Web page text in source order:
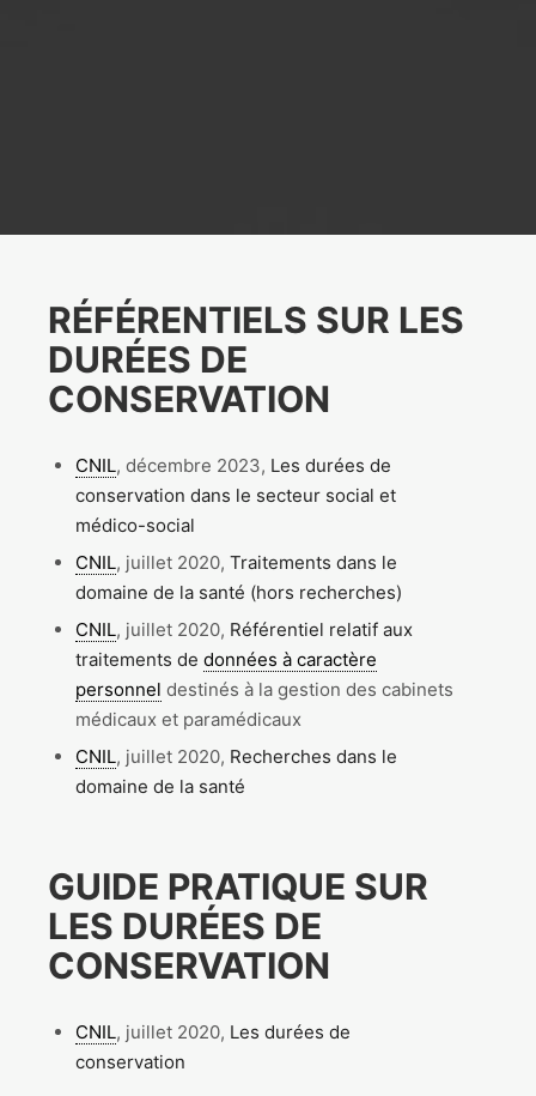
RÉFÉRENTIELS SUR LES
DURÉES DE
CONSERVATION
CNIL, décembre 2023, Les durées de
conservation dans le secteur social et
médico-social
CNIL, juillet 2020, Traitements dans le
domaine de la santé (hors recherches)
CNIL, juillet 2020, Référentiel relatif aux
traitements de données à caractère
personnel destinés à la gestion des cabinets
médicaux et paramédicaux
CNIL, juillet 2020, Recherches dans le
domaine de la santé
GUIDE PRATIQUE SUR
LES DURÉES DE
CONSERVATION
CNIL, juillet 2020, Les durées de
conservation